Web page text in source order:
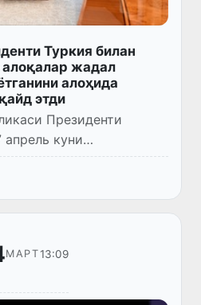
Туркия билан
жадал
алоҳида
этди
Президенти
куни
150-юбилей
Туркия
миллат мажлиси Раиси
МАРТ13:09